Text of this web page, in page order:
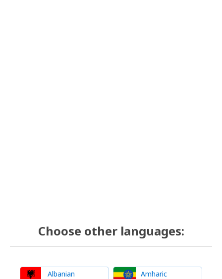
Choose other languages:
Albanian Amharic